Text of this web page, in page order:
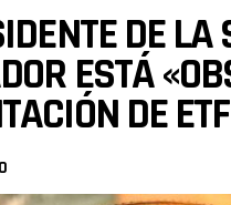
DE LA
ESTÁ
DE